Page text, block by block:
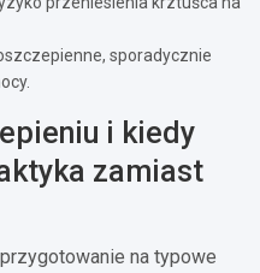
sporadycznie
i kiedy
zamiast
na typowe